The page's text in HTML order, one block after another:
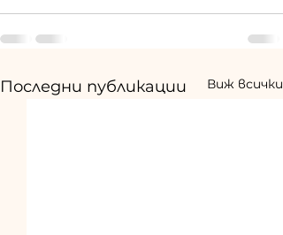
Последни публикации Виж всички